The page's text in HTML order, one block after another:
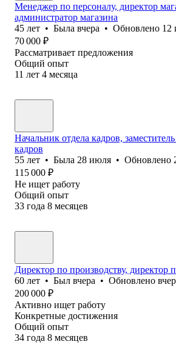
Менеджер по персоналу, директор
администратор магазина
45 лет • Была вчера • Обновлено 12
70 000 ₽
Рассматривает предложения
Общий опыт
11 лет 4 месяца
Начальник отдела кадров,
кадров
55 лет • Была 28 июля • Обновлено
115 000 ₽
Не ищет работу
Общий опыт
33 года 8 месяцев
Директор по производству, директор
60 лет • Был вчера • Обновлено
200 000 ₽
Активно ищет работу
Конкретные достижения
Общий опыт
34 года 8 месяцев